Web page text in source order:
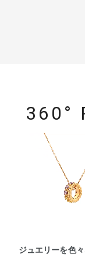
360°
ジュエリーを色